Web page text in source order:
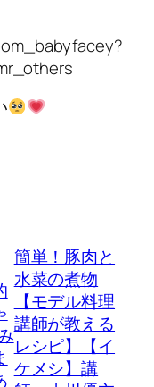
簡単！豚肉と
水菜の煮物
【モデル料理
講師が教える
レシピ】【イ
ケメシ】講